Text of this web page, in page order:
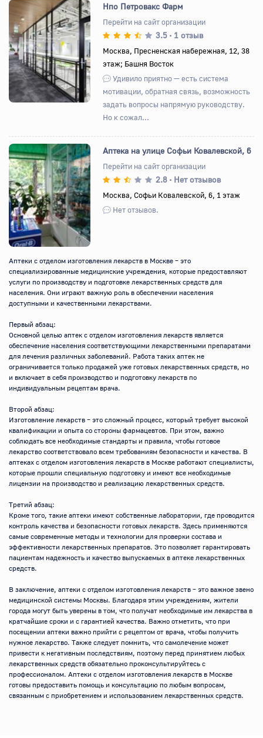
Назад Вперед
Нпо Петровакс Фарм
Перейти на сайт организации
3.5 • 1 отзыв
Москва, Пресненская набережная, 12, 38
этаж; Башня Восток
Удивило приятно — есть система
мотивации, обратная связь, возможность
задать вопросы напрямую руководству.
Но к сожал...
Назад Вперед
Аптека на улице Софьи Ковалевской, 6
Перейти на сайт организации
2.8 • Нет отзывов
Москва, Софьи Ковалевской, 6, 1 этаж
Нет отзывов.
Аптеки с отделом изготовления лекарств в Москве – это
специализированные медицинские учреждения, которые предоставляют
услуги по производству и подготовке лекарственных средств для
населения. Они играют важную роль в обеспечении населения
доступными и качественными лекарствами.
Первый абзац:
Основной целью аптек с отделом изготовления лекарств является
обеспечение населения соответствующими лекарственными препаратами
для лечения различных заболеваний. Работа таких аптек не
ограничивается только продажей уже готовых лекарственных средств, но
и включает в себя производство и подготовку лекарств по
индивидуальным рецептам врача.
Второй абзац:
Изготовление лекарств – это сложный процесс, который требует высокой
квалификации и опыта со стороны фармацевтов. При этом, важно
соблюдать все необходимые стандарты и правила, чтобы готовое
лекарство соответствовало всем требованиям безопасности и качества. В
аптеках с отделом изготовления лекарств в Москве работают специалисты,
которые прошли специальную подготовку и имеют все необходимые
лицензии на производство и реализацию лекарственных средств.
Третий абзац:
Кроме того, такие аптеки имеют собственные лаборатории, где проводится
контроль качества и безопасности готовых лекарств. Здесь применяются
самые современные методы и технологии для проверки состава и
эффективности лекарственных препаратов. Это позволяет гарантировать
пациентам надежность и качество выпускаемых в аптеке лекарственных
средств.
В заключение, аптеки с отделом изготовления лекарств – это важное звено
медицинской системы Москвы. Благодаря этим учреждениям, жители
города могут быть уверены в том, что получат необходимые им лекарства в
кратчайшие сроки и с гарантией качества. Важно отметить, что при
посещении аптеки важно прийти с рецептом от врача, чтобы получить
нужное лекарство. Также следует помнить, что самолечение может
привести к негативным последствиям, поэтому перед принятием любых
лекарственных средств обязательно проконсультируйтесь с
профессионалом. Аптеки с отделом изготовления лекарств в Москве
готовы предоставить помощь и консультацию по любым вопросам,
связанным с приобретением и использованием лекарственных средств.